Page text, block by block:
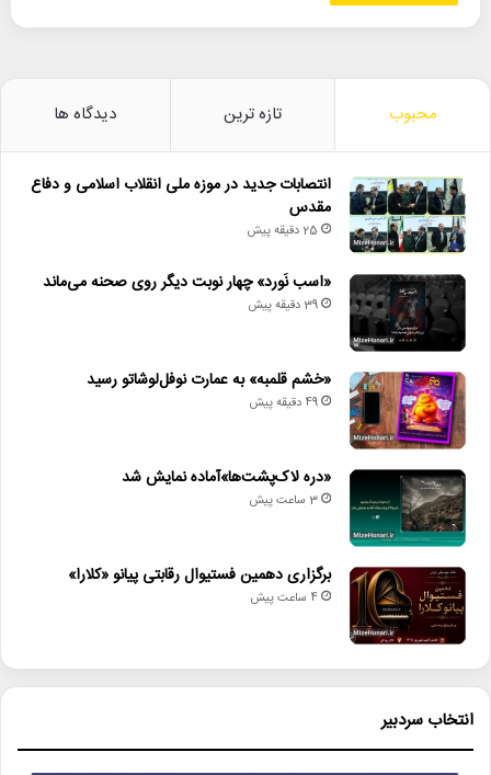
محبوب تازه ترین دیدگاه ها
انتصابات جدید در موزه ملی انقلاب اسلامی و دفاع
مقدس
25 دقیقه پیش
«اسب نَورد» چهار نوبت دیگر روی صحنه می‌ماند
39 دقیقه پیش
«خشم قلمبه» به عمارت نوفل‌لوشاتو رسید
49 دقیقه پیش
«دره لاک‌پشت‌ها»آماده نمایش شد
3 ساعت پیش
برگزاری دهمین فستیوال رقابتی پیانو «کلارا»
4 ساعت پیش
انتخاب سردبیر